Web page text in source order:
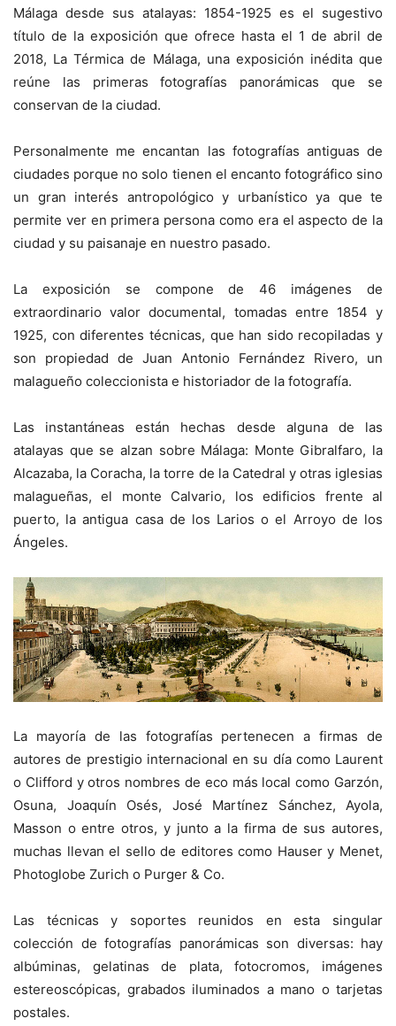
Málaga desde sus atalayas: 1854-1925 es el sugestivo
título de la exposición que ofrece hasta el 1 de abril de
2018, La Térmica de Málaga, una exposición inédita que
reúne las primeras fotografías panorámicas que se
conservan de la ciudad.
Personalmente me encantan las fotografías antiguas de
ciudades porque no solo tienen el encanto fotográfico sino
un gran interés antropológico y urbanístico ya que te
permite ver en primera persona como era el aspecto de la
ciudad y su paisanaje en nuestro pasado.
La exposición se compone de 46 imágenes de
extraordinario valor documental, tomadas entre 1854 y
1925, con diferentes técnicas, que han sido recopiladas y
son propiedad de Juan Antonio Fernández Rivero, un
malagueño coleccionista e historiador de la fotografía.
Las instantáneas están hechas desde alguna de las
atalayas que se alzan sobre Málaga: Monte Gibralfaro, la
Alcazaba, la Coracha, la torre de la Catedral y otras iglesias
malagueñas, el monte Calvario, los edificios frente al
puerto, la antigua casa de los Larios o el Arroyo de los
Ángeles.
La mayoría de las fotografías pertenecen a firmas de
autores de prestigio internacional en su día como Laurent
o Clifford y otros nombres de eco más local como Garzón,
Osuna, Joaquín Osés, José Martínez Sánchez, Ayola,
Masson o entre otros, y junto a la firma de sus autores,
muchas llevan el sello de editores como Hauser y Menet,
Photoglobe Zurich o Purger & Co.
Las técnicas y soportes reunidos en esta singular
colección de fotografías panorámicas son diversas: hay
albúminas, gelatinas de plata, fotocromos, imágenes
estereoscópicas, grabados iluminados a mano o tarjetas
postales.